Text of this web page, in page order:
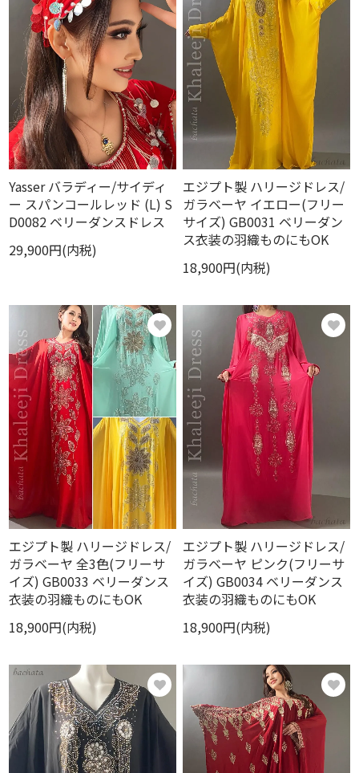
Yasser バラディー/サイディ
ー スパンコールレッド (L) S
D0082 ベリーダンスドレス
29,900円(内税)
エジプト製 ハリージドレス/
ガラベーヤ イエロー(フリー
サイズ) GB0031 ベリーダン
ス衣装の羽織ものにもOK
18,900円(内税)
エジプト製 ハリージドレス/
ガラベーヤ 全3色(フリーサ
イズ) GB0033 ベリーダンス
衣装の羽織ものにもOK
18,900円(内税)
エジプト製 ハリージドレス/
ガラベーヤ ピンク(フリーサ
イズ) GB0034 ベリーダンス
衣装の羽織ものにもOK
18,900円(内税)